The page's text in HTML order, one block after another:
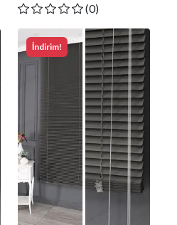
(0)
İndirim!